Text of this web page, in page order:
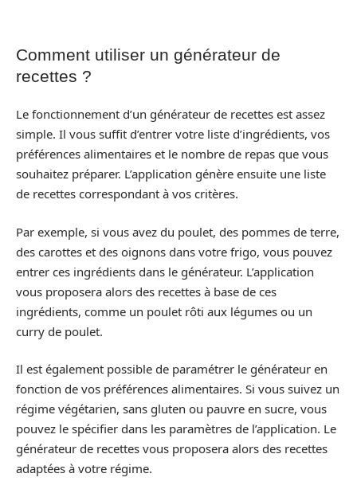
Comment utiliser un générateur de
recettes ?
Le fonctionnement d’un générateur de recettes est assez
simple. Il vous suffit d’entrer votre liste d’ingrédients, vos
préférences alimentaires et le nombre de repas que vous
souhaitez préparer. L’application génère ensuite une liste
de recettes correspondant à vos critères.
Par exemple, si vous avez du poulet, des pommes de terre,
des carottes et des oignons dans votre frigo, vous pouvez
entrer ces ingrédients dans le générateur. L’application
vous proposera alors des recettes à base de ces
ingrédients, comme un poulet rôti aux légumes ou un
curry de poulet.
Il est également possible de paramétrer le générateur en
fonction de vos préférences alimentaires. Si vous suivez un
régime végétarien, sans gluten ou pauvre en sucre, vous
pouvez le spécifier dans les paramètres de l’application. Le
générateur de recettes vous proposera alors des recettes
adaptées à votre régime.